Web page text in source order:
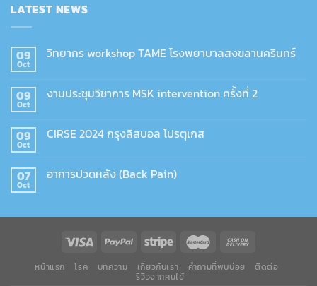
LATEST NEWS
09
Oct
วิทยากร workshop TAME โรงพยาบาลสงขลานครินทร์
09
Oct
งานประชุมวิชาการ MSK intervention ครั้งที่ 2
09
Oct
CIRSE 2024 กรุงลิสบอล โปรตุเกส
07
Oct
อาการปวดหลัง (Back Pain)
หน้าแรก โรค บทความ เกี่ยวกับเรา คำถามที่พบบ่อย ติดต่อ
รีวิวจากคนไข้